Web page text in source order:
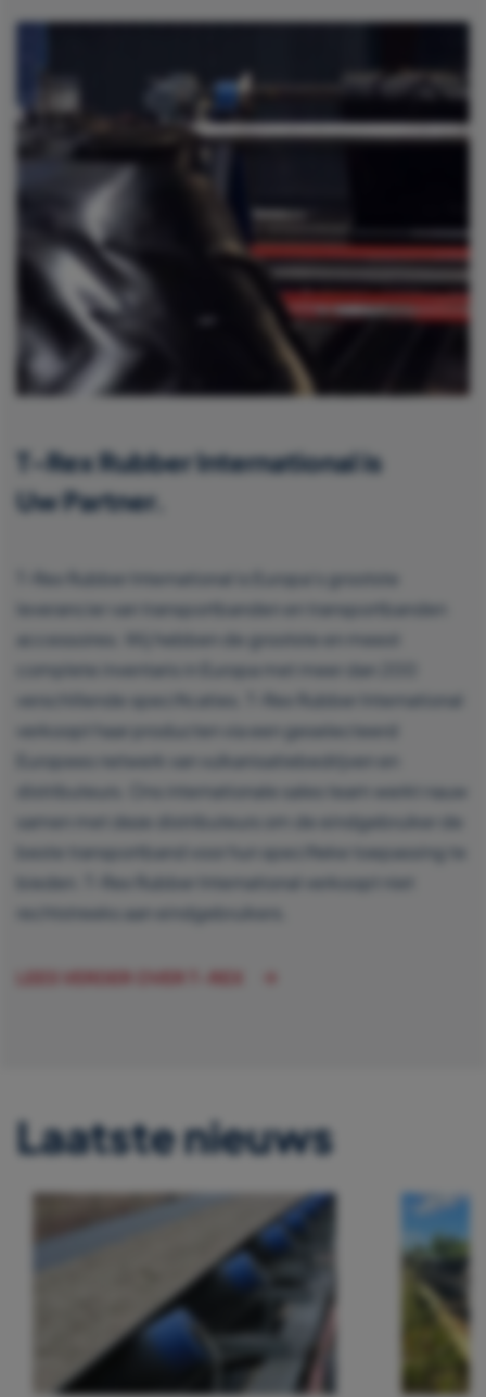
T-Rex Rubber International is
Uw Partner.
T-Rex Rubber International is Europa’s grootste
leverancier van transportbanden en transportbanden
accessoires. Wij hebben de grootste en meest
complete inventaris in Europa met meer dan 200
verschillende specificaties. T-Rex Rubber International
verkoopt haar producten via een geselecteerd
Europees netwerk van vulkanisatiebedrijven en
distributeurs. Ons internationale sales team werkt nauw
samen met deze distributeurs om de eindgebruiker de
beste transportband voor hun specifieke toepassing te
bieden. T-Rex Rubber International verkoopt niet
rechtstreeks aan eindgebruikers.
LEES VERDER OVER T-REX
Laatste nieuws